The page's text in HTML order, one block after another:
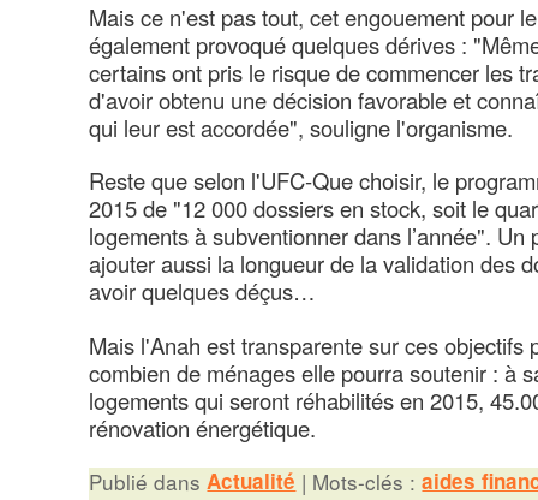
Mais ce n'est pas tout, cet engouement pour
également provoqué quelques dérives :
certains ont pris le risque de commencer les
d'avoir obtenu une décision favorable et
qui leur est accordée", souligne l'organisme.
Reste que selon l'UFC-Que choisir, le
2015 de "12 000 dossiers en stock, soit le
logements à subventionner dans l’année". Un
ajouter aussi la longueur de la validation des
avoir quelques déçus…
Mais l'Anah est transparente sur ces objectifs
combien de ménages elle pourra soutenir : à
logements qui seront réhabilités en 2015,
rénovation énergétique.
Publié dans Actualité | Mots-clés : aides